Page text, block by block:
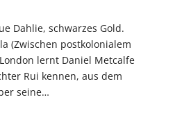
Dahlie, schwarzes Gold.
(Zwischen postkolonialem
lernt Daniel Metcalfe
Rui kennen, aus dem
seine…